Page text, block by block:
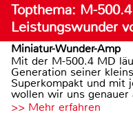
Topthema: M-
Leistungswunder
Miniatur-Wunder-Amp
Mit der M-500.4 MD
Generation seiner
Superkompakt und mit
wollen wir uns genauer
>> Mehr erfahren